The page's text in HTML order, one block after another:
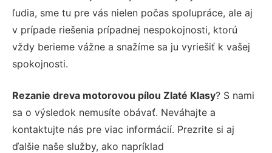
ľudia, sme tu pre vás nielen počas spolupráce, ale aj
v prípade riešenia prípadnej nespokojnosti, ktorú
vždy berieme vážne a snažíme sa ju vyriešiť k vašej
spokojnosti.
Rezanie dreva motorovou pílou Zlaté Klasy? S nami
sa o výsledok nemusíte obávať. Neváhajte a
kontaktujte nás pre viac informácií. Prezrite si aj
ďalšie naše služby, ako napríklad